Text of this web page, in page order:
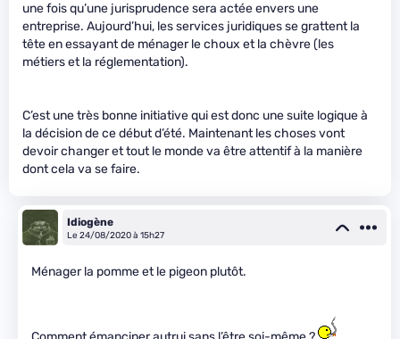
une fois qu’une jurisprudence sera actée envers une
entreprise. Aujourd’hui, les services juridiques se grattent la
tête en essayant de ménager le choux et la chèvre (les
métiers et la réglementation).
C’est une très bonne initiative qui est donc une suite logique à
la décision de ce début d’été. Maintenant les choses vont
devoir changer et tout le monde va être attentif à la manière
dont cela va se faire.
Idiogène
Le 24/08/2020 à 15h27
Ménager la pomme et le pigeon plutôt.